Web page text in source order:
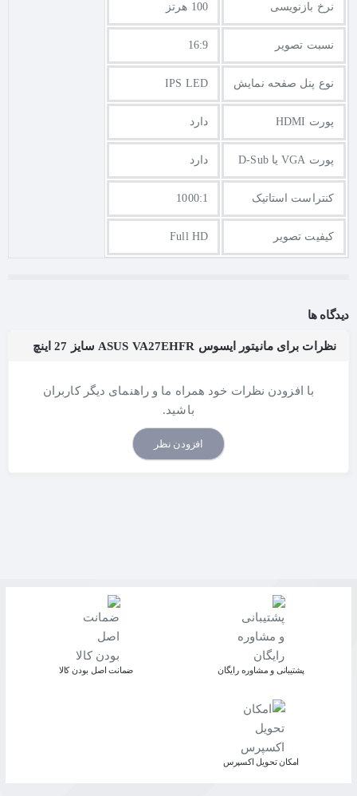
نرخ بازنویسی 100 هرتز
نسبت تصویر 16:9
نوع پنل صفحه نمایش IPS LED
پورت HDMI دارد
پورت VGA یا D-Sub دارد
کنتراست استاتیک 1000:1
کیفیت تصویر Full HD
دیدگاه ها
نظرات برای مانیتور ایسوس ASUS VA27EHFR سایز 27 اینچ
با افزودن نظرات خود همراه ما و راهنمای دیگر کاربران
باشید.
افزودن نظر
پشتیبانی و مشاوره رایگان ﺿﻤﺎﻧﺖ اﺻﻞ ﺑﻮدن ﮐﺎﻟﺎ
اﻣﮑﺎن ﺗﺤﻮﯾﻞ اﮐﺴﭙﺮس